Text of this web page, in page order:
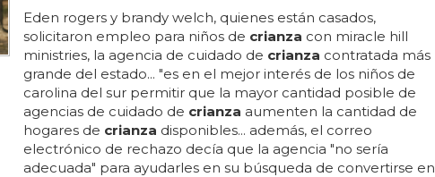
Eden rogers y brandy welch, quienes están casados,
solicitaron empleo para niños de crianza con miracle hill
ministries, la agencia de cuidado de crianza contratada más
grande del estado... "es en el mejor interés de los niños de
carolina del sur permitir que la mayor cantidad posible de
agencias de cuidado de crianza aumenten la cantidad de
hogares de crianza disponibles... además, el correo
electrónico de rechazo decía que la agencia "no sería
adecuada" para ayudarles en su búsqueda de convertirse en